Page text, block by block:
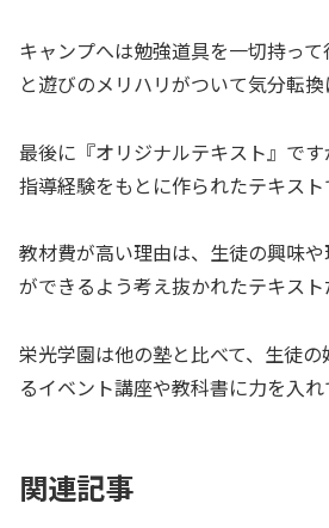
キャンプへは勉強道具を一切持っ
と遊びのメリハリがついて気分転換
最後に『オリジナルテキスト』で
指導経験をもとに作られたテキスト
教材費が高い理由は、生徒の興味
ができるよう考え抜かれたテキスト
栄光学園は他の塾と比べて、生徒
るイベント講座や教科書に力を入れ
関連記事